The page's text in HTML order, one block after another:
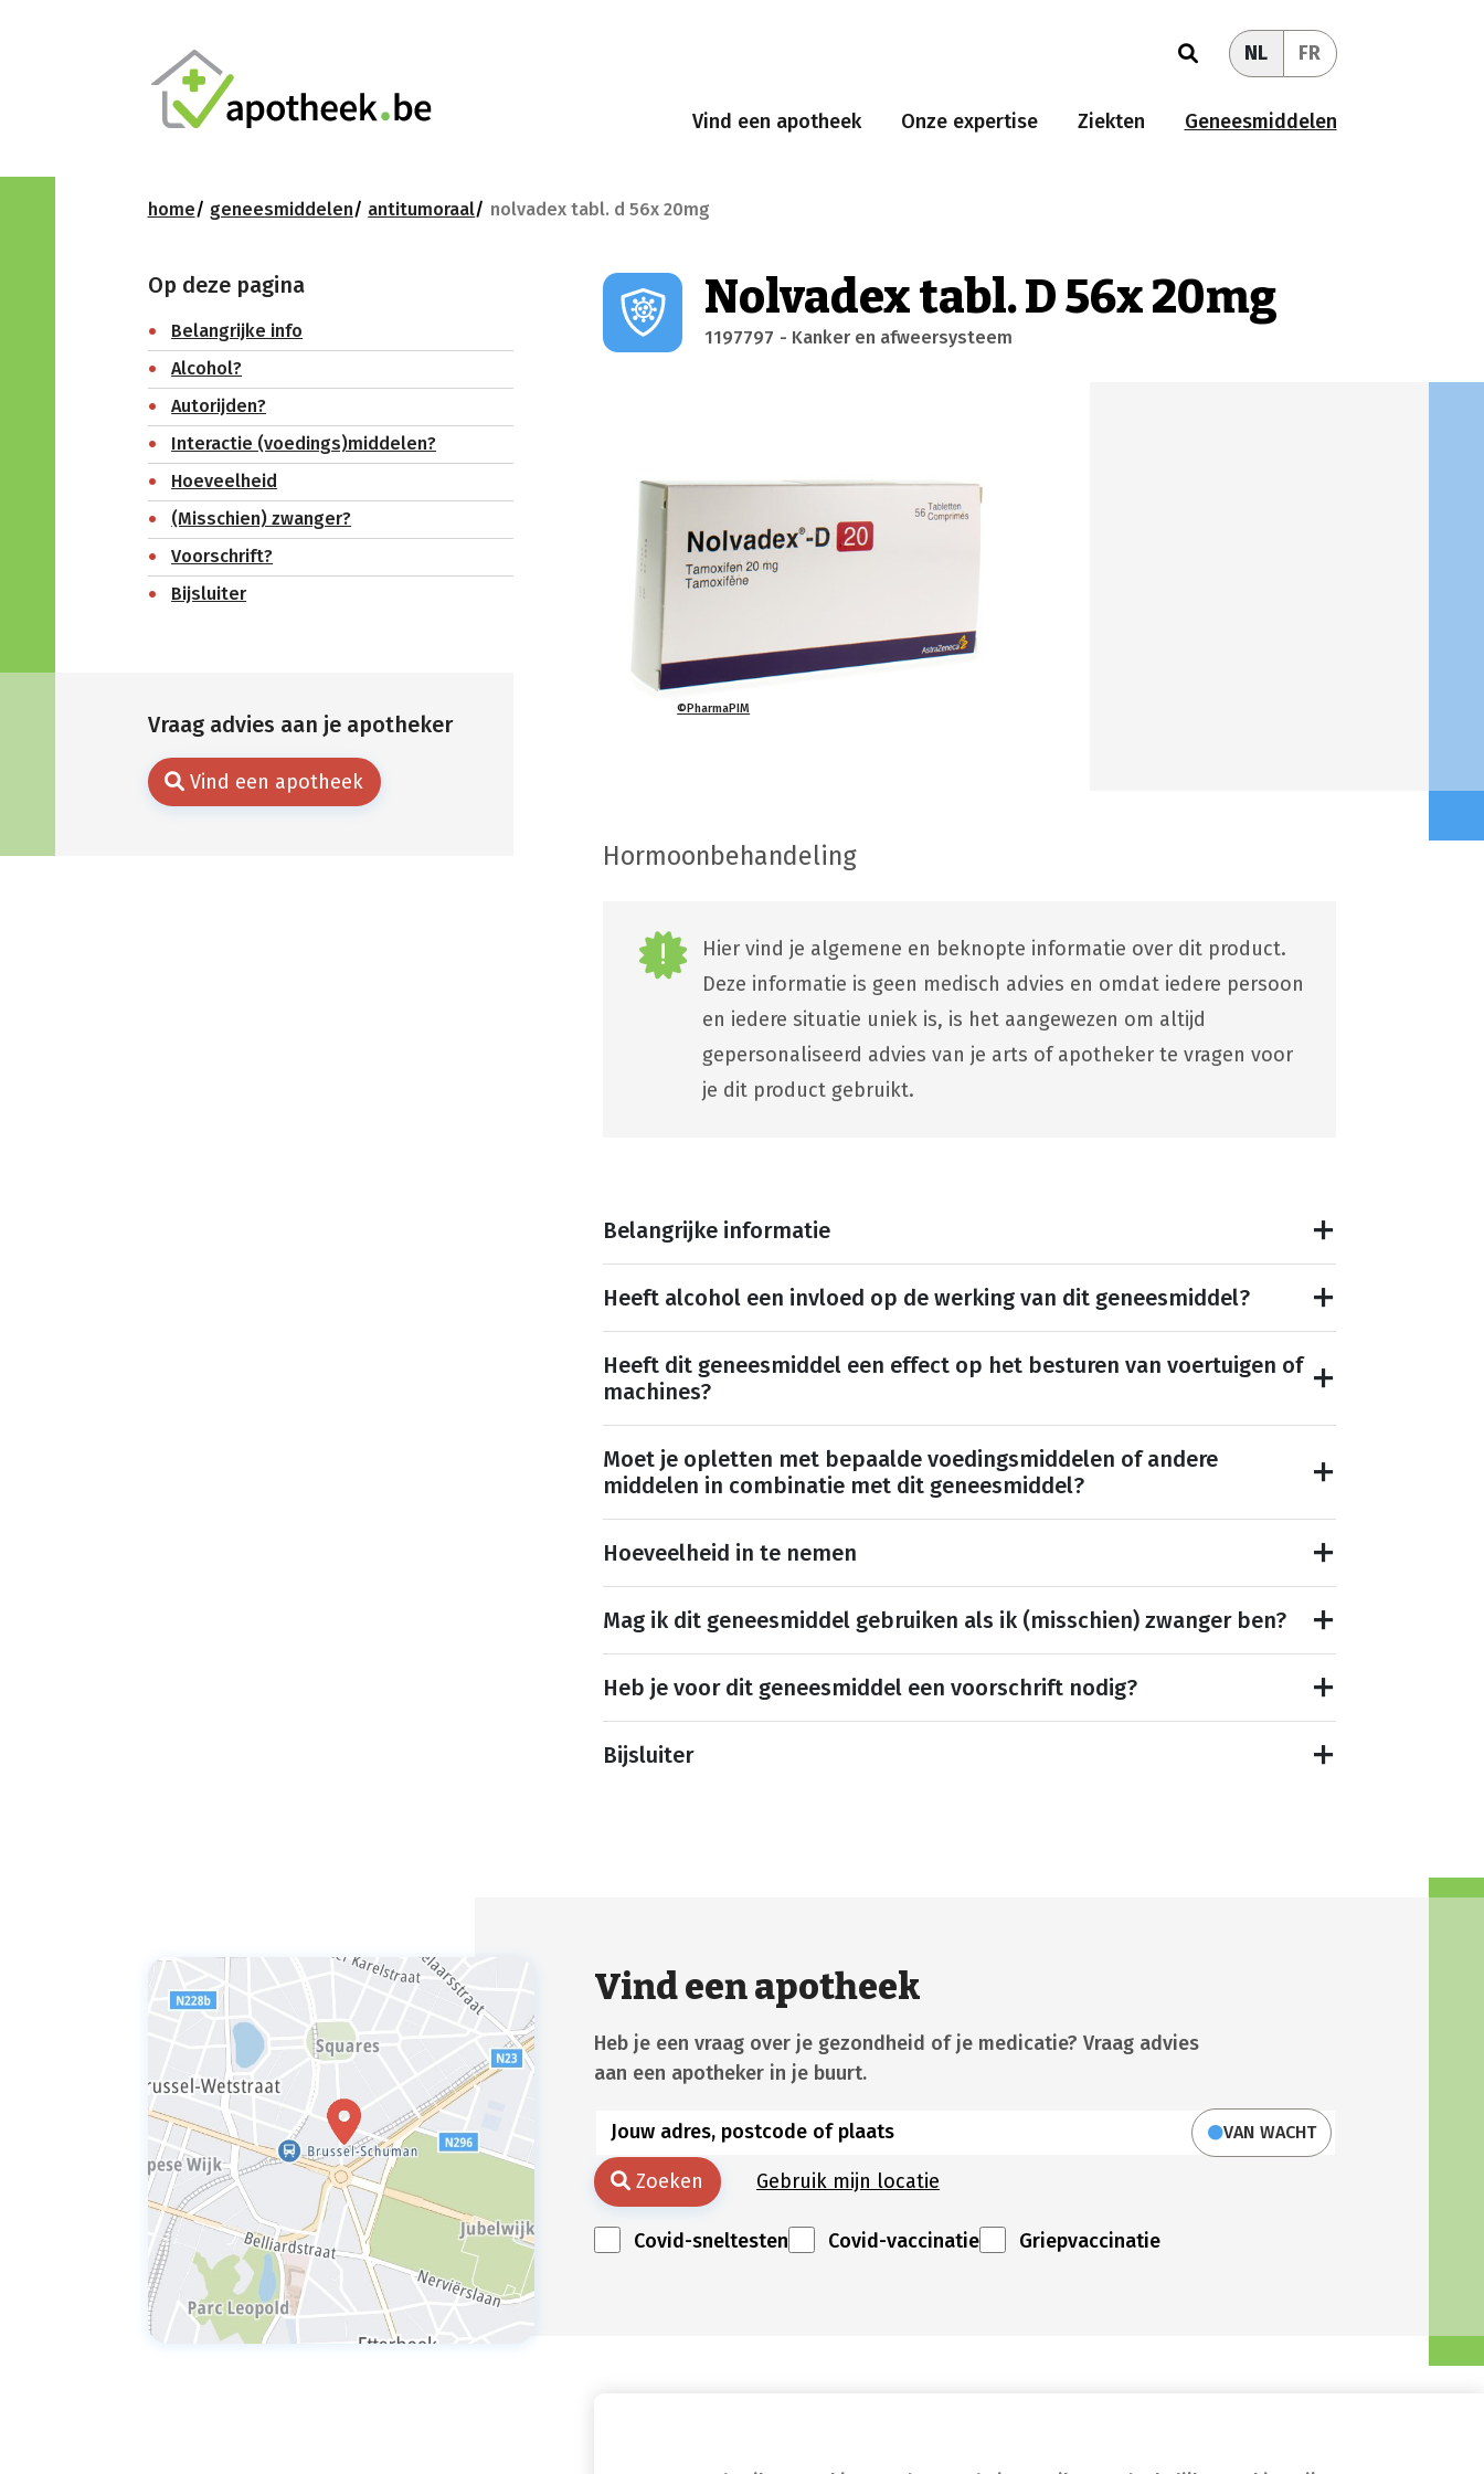
NL FR
Vind een apotheek Onze expertise Ziekten Geneesmiddelen
home geneesmiddelen antitumoraal nolvadex tabl. d 56x 20mg
Vraag advies aan je apotheker
Vind een apotheek
Op deze pagina
Belangrijke info
Alcohol?
Autorijden?
Interactie (voedings)middelen?
Hoeveelheid
(Misschien) zwanger?
Voorschrift?
Bijsluiter
Nolvadex tabl. D 56x 20mg
1197797 - Kanker en afweersysteem
©PharmaPIM
Hormoonbehandeling
Hier vind je algemene en beknopte informatie over dit product.
Deze informatie is geen medisch advies en omdat iedere persoon
en iedere situatie uniek is, is het aangewezen om altijd
gepersonaliseerd advies van je arts of apotheker te vragen voor
je dit product gebruikt.
Belangrijke informatie
Heeft alcohol een invloed op de werking van dit geneesmiddel?
Heeft dit geneesmiddel een effect op het besturen van voertuigen of
machines?
Moet je opletten met bepaalde voedingsmiddelen of andere
middelen in combinatie met dit geneesmiddel?
Hoeveelheid in te nemen
Mag ik dit geneesmiddel gebruiken als ik (misschien) zwanger ben?
Heb je voor dit geneesmiddel een voorschrift nodig?
Bijsluiter
Vind een apotheek
Heb je een vraag over je gezondheid of je medicatie? Vraag advies
aan een apotheker in je buurt.
VAN WACHT
Zoeken Gebruik mijn locatie
Covid-sneltesten Covid-vaccinatie Griepvaccinatie